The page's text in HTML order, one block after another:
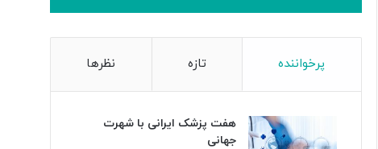
پرخواننده تازه نظرها
هفت پزشک ایرانی با شهرت
جهانی